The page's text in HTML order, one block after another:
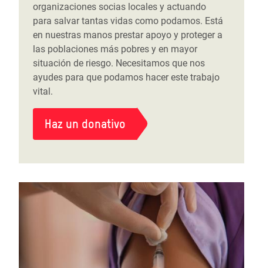
organizaciones socias locales y actuando
para salvar tantas vidas como podamos. Está
en nuestras manos prestar apoyo y proteger a
las poblaciones más pobres y en mayor
situación de riesgo. Necesitamos que nos
ayudes para que podamos hacer este trabajo
vital.
Haz un donativo